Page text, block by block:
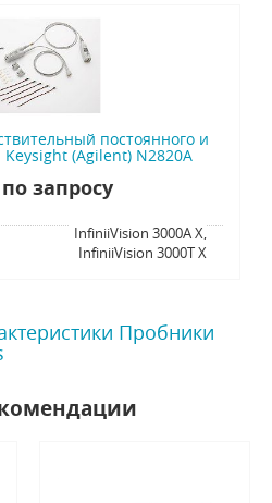
постоянного и
(Agilent) N2820A
запросу
InfiniiVision 3000A X,
InfiniiVision 3000T X
Пробники